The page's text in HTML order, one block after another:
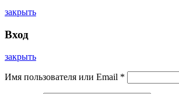
закрыть
Вход
закрыть
Имя пользователя или Email *